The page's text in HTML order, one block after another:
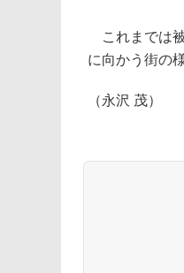
これまでは
に向かう街の
（永沢 茂）